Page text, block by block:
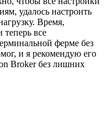
удалось настроить
Время,
теперь все
ферме без
и я рекомендую его
Broker без лишних